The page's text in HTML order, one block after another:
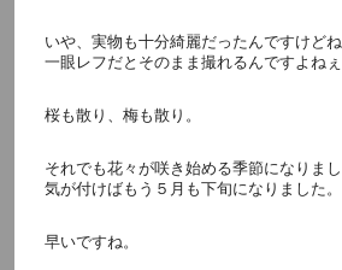
いや、実物も十分綺麗だったんですけどね
一眼レフだとそのまま撮れるんですよねぇ
桜も散り、梅も散り。
それでも花々が咲き始める季節になりまし
気が付けばもう５月も下旬になりました。
早いですね。